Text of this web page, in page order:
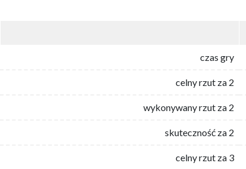
czas gry
celny rzut za 2
wykonywany rzut za 2
skuteczność za 2
celny rzut za 3